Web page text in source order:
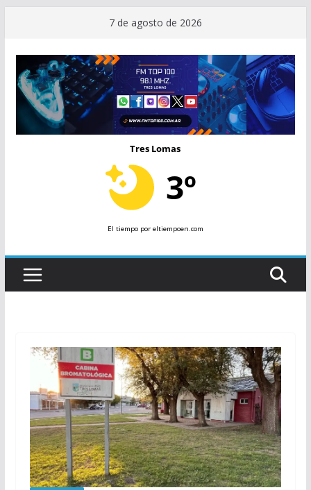
contenido
7 de agosto de 2026
Tres Lomas
3º
El tiempopor eltiempoen.com